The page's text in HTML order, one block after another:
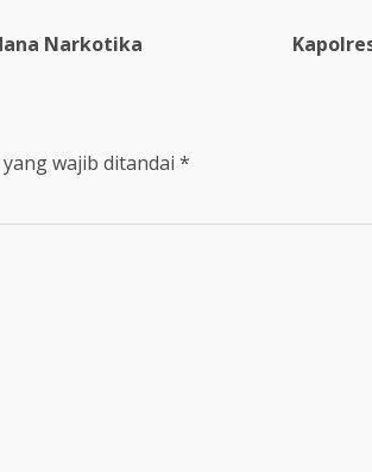
Narkotika
yang wajib ditandai *